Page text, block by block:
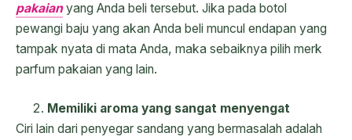
pakaianyang Anda beli tersebut. Jika pada botol
pewangi baju yang akan Anda beli muncul endapan yang
tampak nyata di mata Anda, maka sebaiknya pilih merk
parfum pakaian yang lain.
Memiliki aroma yang sangat menyengat
Ciri lain dari penyegar sandang yang bermasalah adalah